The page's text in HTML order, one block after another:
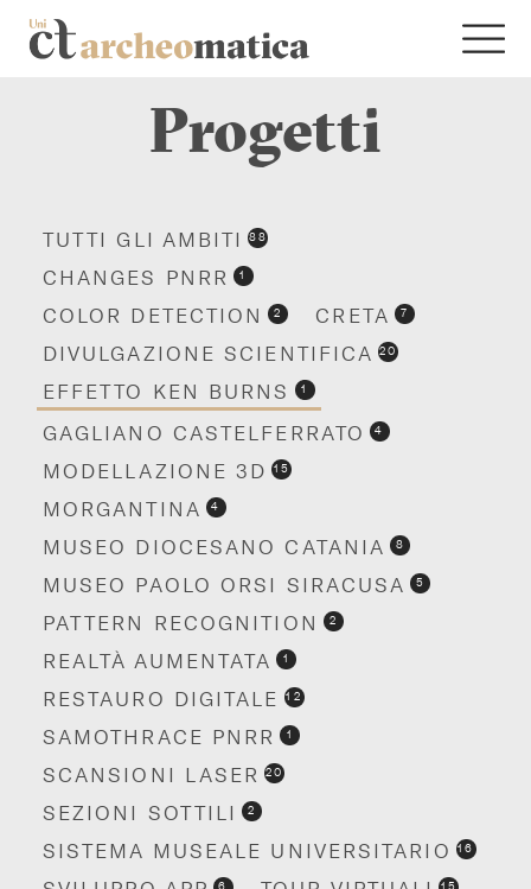
Progetti
TUTTI GLI AMBITI 88
CHANGES PNRR 1
COLOR DETECTION 2 CRETA 7
DIVULGAZIONE SCIENTIFICA 20
EFFETTO KEN BURNS 1
GAGLIANO CASTELFERRATO 4
MODELLAZIONE 3D 15
MORGANTINA 4
MUSEO DIOCESANO CATANIA 8
MUSEO PAOLO ORSI SIRACUSA 5
PATTERN RECOGNITION 2
REALTÀ AUMENTATA 1
RESTAURO DIGITALE 12
SAMOTHRACE PNRR 1
SCANSIONI LASER 20
SEZIONI SOTTILI 2
SISTEMA MUSEALE UNIVERSITARIO 16